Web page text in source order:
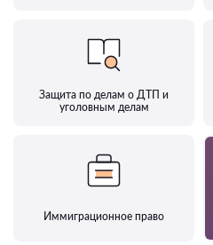
Защита по делам о ДТП и
уголовным делам
Иммиграционное право